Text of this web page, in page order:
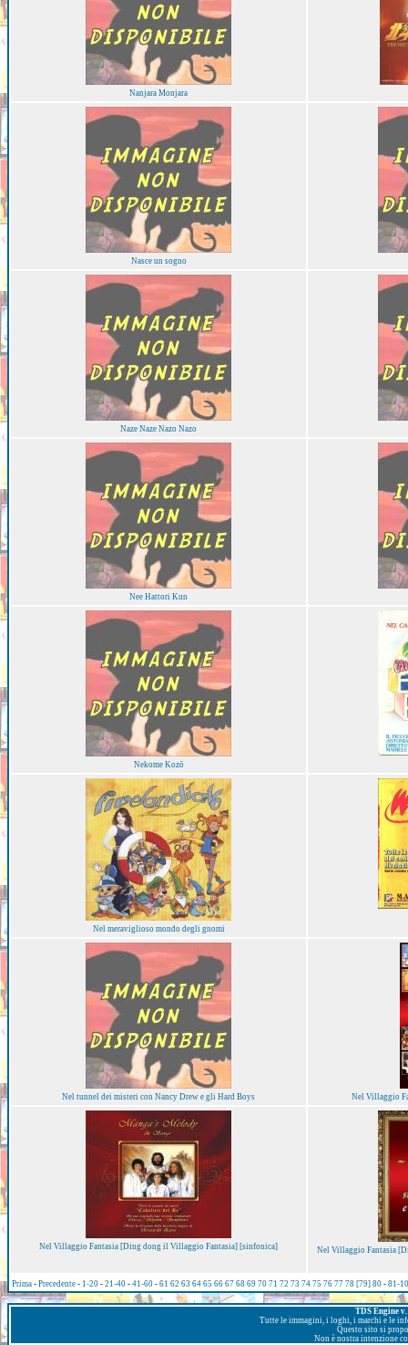
Nanjara Monjara
Nasce un sogno
Naze Naze Nazo Nazo
Nee Hattori Kun
Nekome Kozō
Nel meraviglioso mondo degli gnomi
Nel tunnel dei misteri con Nancy Drew e gli Hard Boys Nel Villaggio
Nel Villaggio Fantasia [Ding dong il Villaggio Fantasia] [sinfonica] Nel Villaggio Fantasia
Prima - Precedente - 1-20 - 21-40 - 41-60 - 61 62 63 64 65 66 67 68 69 70 71 72 73 74 75 76 77 78 [79] 80 - 81-
TDS Engine
Tutte le immagini, i loghi, i marchi e le
Questo sito si
Non è nostra intenzione